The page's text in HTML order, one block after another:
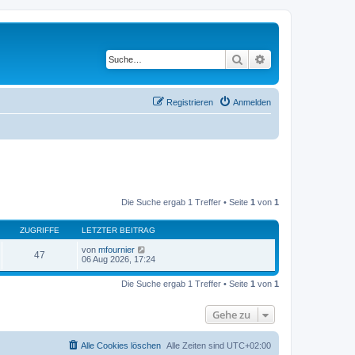
Suche
Anmelden
Registrieren
Die Suche ergab 1 Treffer • Seite 1 von 1
ZUGRIFFE LETZTER BEITRAG
47 von mfournier
06 Aug 2026, 17:24
Die Suche ergab 1 Treffer • Seite 1 von 1
Gehe zu
Alle Zeiten sind UTC+02:00
Alle Cookies löschen